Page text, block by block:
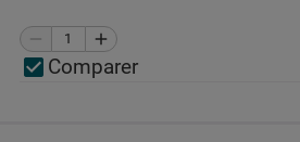
Comparer